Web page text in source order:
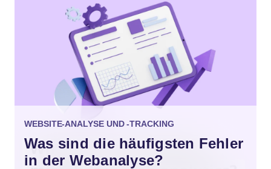
WEBSITE-ANALYSE UND -TRACKING
Was sind die häufigsten Fehler
in der Webanalyse?